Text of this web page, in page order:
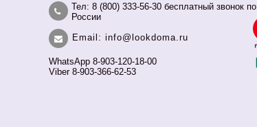
Тел: 8 (800) 333-56-30 бесплатный звонок по
России
Email: info@lookdoma.ru
WhatsApp 8-903-120-18-00
Viber 8-903-366-62-53